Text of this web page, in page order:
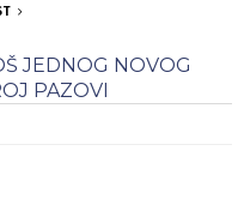
JEDNOG NOVOG
PAZOVI